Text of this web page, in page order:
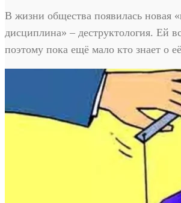
В жизни общества появилась новая
дисциплина» – деструктология. Ей
поэтому пока ещё мало кто знает о